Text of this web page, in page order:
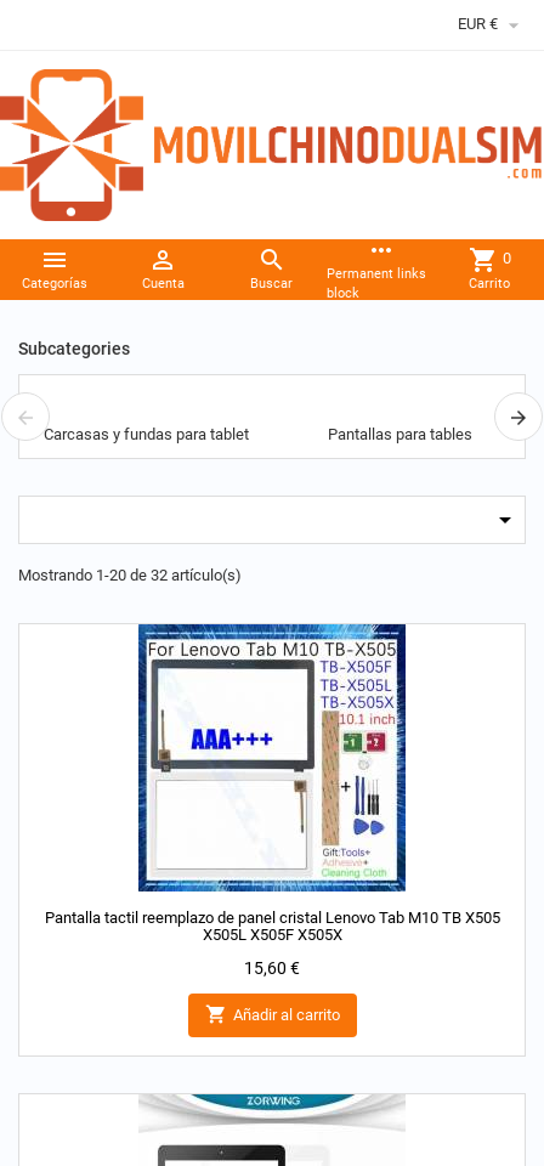
EUR € 

Categorías

Cuenta

Buscar
more_horiz
Permanent links
block
shopping_cart 0
Carrito
Subcategories
Carcasas y fundas para tablet Pantallas para tables

Mostrando 1-20 de 32 artículo(s)
Pantalla tactil reemplazo de panel cristal Lenovo Tab M10 TB X505
X505L X505F X505X
Precio
15,60 €
 Añadir al carrito